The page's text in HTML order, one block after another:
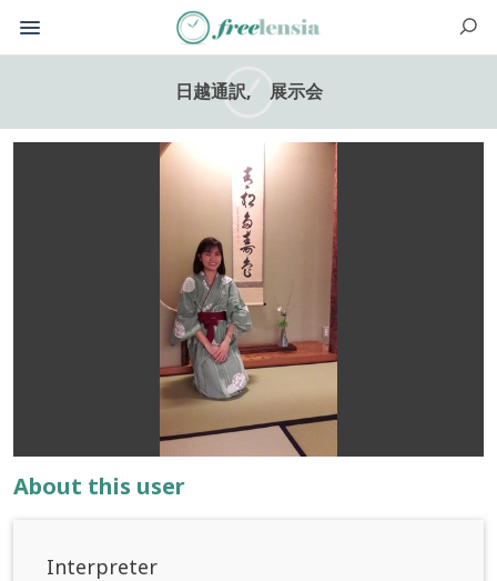
日越通訳, 展示会
About this user
Interpreter